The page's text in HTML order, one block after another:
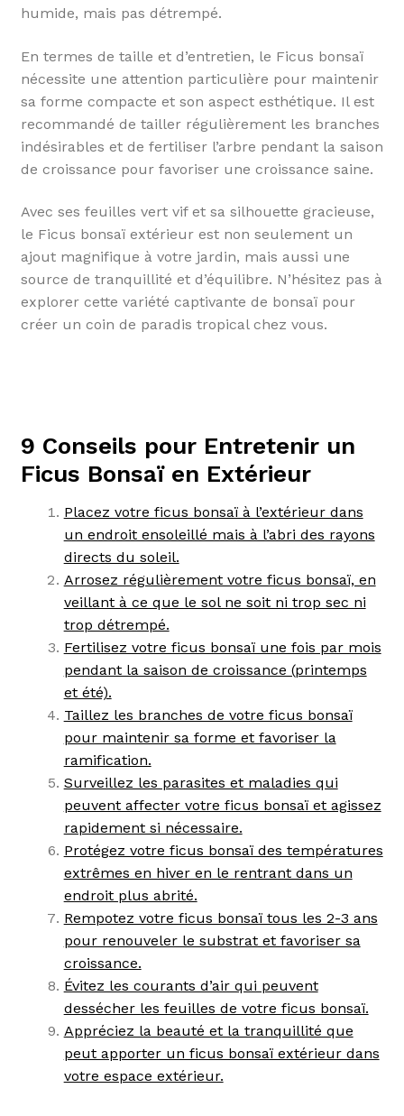
humide, mais pas détrempé.
En termes de taille et d’entretien, le Ficus bonsaï
nécessite une attention particulière pour maintenir
sa forme compacte et son aspect esthétique. Il est
recommandé de tailler régulièrement les branches
indésirables et de fertiliser l’arbre pendant la saison
de croissance pour favoriser une croissance saine.
Avec ses feuilles vert vif et sa silhouette gracieuse,
le Ficus bonsaï extérieur est non seulement un
ajout magnifique à votre jardin, mais aussi une
source de tranquillité et d’équilibre. N’hésitez pas à
explorer cette variété captivante de bonsaï pour
créer un coin de paradis tropical chez vous.
9 Conseils pour Entretenir un
Ficus Bonsaï en Extérieur
Placez votre ficus bonsaï à l’extérieur dans
un endroit ensoleillé mais à l’abri des rayons
directs du soleil.
Arrosez régulièrement votre ficus bonsaï, en
veillant à ce que le sol ne soit ni trop sec ni
trop détrempé.
Fertilisez votre ficus bonsaï une fois par mois
pendant la saison de croissance (printemps
et été).
Taillez les branches de votre ficus bonsaï
pour maintenir sa forme et favoriser la
ramification.
Surveillez les parasites et maladies qui
peuvent affecter votre ficus bonsaï et agissez
rapidement si nécessaire.
Protégez votre ficus bonsaï des températures
extrêmes en hiver en le rentrant dans un
endroit plus abrité.
Rempotez votre ficus bonsaï tous les 2-3 ans
pour renouveler le substrat et favoriser sa
croissance.
Évitez les courants d’air qui peuvent
dessécher les feuilles de votre ficus bonsaï.
Appréciez la beauté et la tranquillité que
peut apporter un ficus bonsaï extérieur dans
votre espace extérieur.